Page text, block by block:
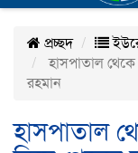
প্রচ্ছদ
হাসপাতাল থেকে
রহমান
হাসপাতাল